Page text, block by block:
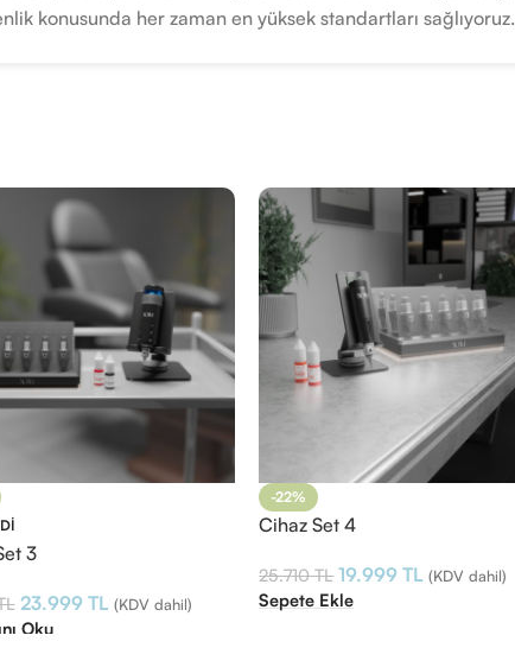
konusunda her zaman en yüksek standartları sağlıyoruz.
3
23.999 TL (KDV dahil)
Oku
-22%
Cihaz Set 4
25.710TL 19.999TL (KDV dahil)
Sepete Ekle